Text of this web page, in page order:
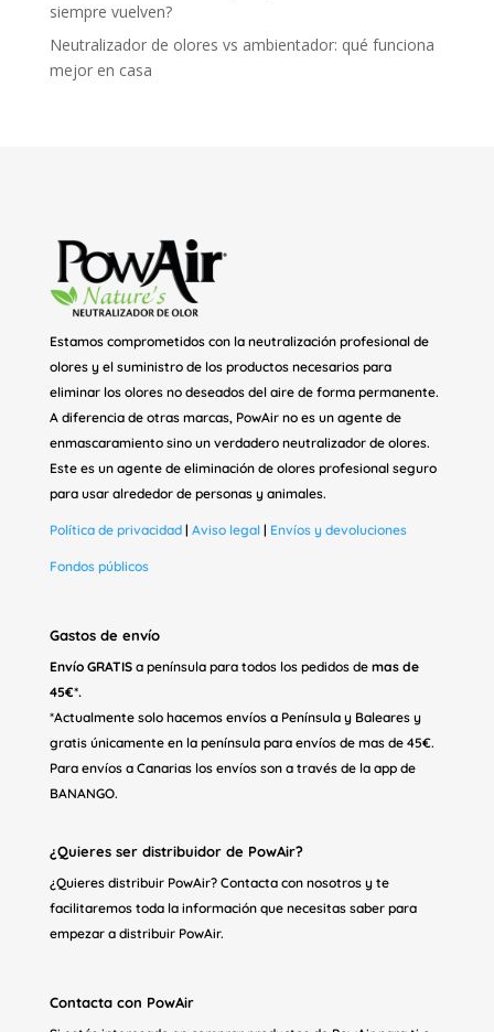
siempre vuelven?
Neutralizador de olores vs ambientador: qué funciona
mejor en casa
Estamos comprometidos con la neutralización profesional de
olores y el suministro de los productos necesarios para
eliminar los olores no deseados del aire de forma permanente.
A diferencia de otras marcas, PowAir no es un agente de
enmascaramiento sino un verdadero neutralizador de olores.
Este es un agente de eliminación de olores profesional seguro
para usar alrededor de personas y animales.
Política de privacidad| Aviso legal| Envíos y devoluciones
Fondos públicos
Gastos de envío
Envío GRATISa península para todos los pedidos de mas de
45€*.
*Actualmente solo hacemos envíos a Península y Baleares y
gratis únicamente en la península para envíos de mas de 45€.
Para envíos a Canarias los envíos son a través de la app de
BANANGO.
¿Quieres ser distribuidor de PowAir?
¿Quieres distribuir PowAir? Contacta con nosotros y te
facilitaremos toda la información que necesitas saber para
empezar a distribuir PowAir.
Contacta con PowAir